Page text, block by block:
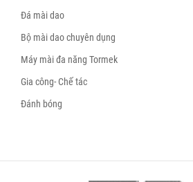
Đá mài dao
Bộ mài dao chuyên dụng
Máy mài đa năng Tormek
Gia công- Chế tác
Đánh bóng